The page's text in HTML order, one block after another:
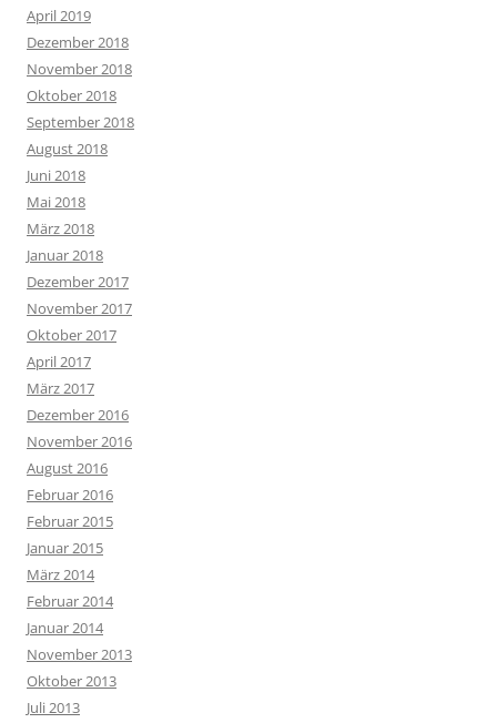
April 2019
Dezember 2018
November 2018
Oktober 2018
September 2018
August 2018
Juni 2018
Mai 2018
März 2018
Januar 2018
Dezember 2017
November 2017
Oktober 2017
April 2017
März 2017
Dezember 2016
November 2016
August 2016
Februar 2016
Februar 2015
Januar 2015
März 2014
Februar 2014
Januar 2014
November 2013
Oktober 2013
Juli 2013